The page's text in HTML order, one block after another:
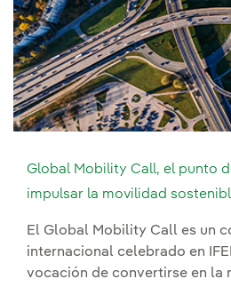
Global Mobility Call, el punto
impulsar la movilidad
El Global Mobility Call es un
internacional celebrado en
vocación de convertirse en la